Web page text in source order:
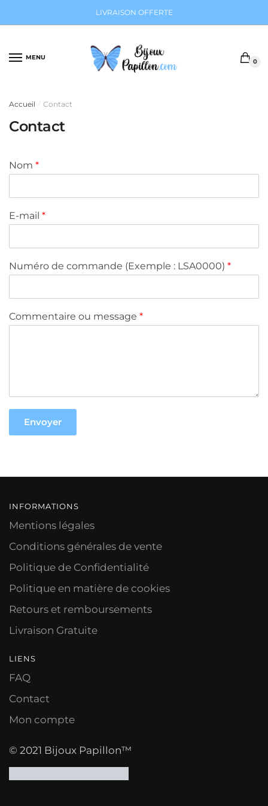
LIVRAISON OFFERTE
MENU
0
Accueil / Contact
Contact
Nom *
E-mail *
Numéro de commande (Exemple : LSA0000) *
Commentaire ou message *
Envoyer
INFORMATIONS
Mentions légales
Conditions générales de vente
Politique de Confidentialité
Politique en matière de cookies
Retours et remboursements
Livraison Gratuite
LIENS
FAQ
Contact
Mon compte
© 2021 Bijoux Papillon™